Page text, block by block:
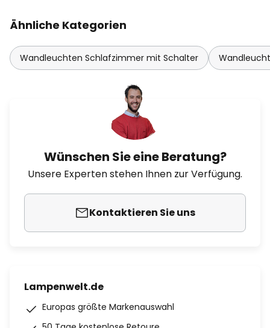
Ähnliche Kategorien
Wandleuchten Schlafzimmer mit Schalter
Wünschen Sie eine Beratung?
Unsere Experten stehen Ihnen zur Verfügung.
Kontaktieren Sie uns
Lampenwelt.de
Europas größte Markenauswahl